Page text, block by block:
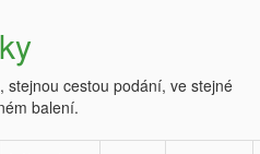
stejnou cestou podání, ve stejné
balení.